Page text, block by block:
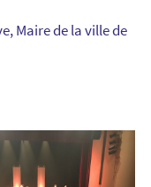
Maire de la ville de